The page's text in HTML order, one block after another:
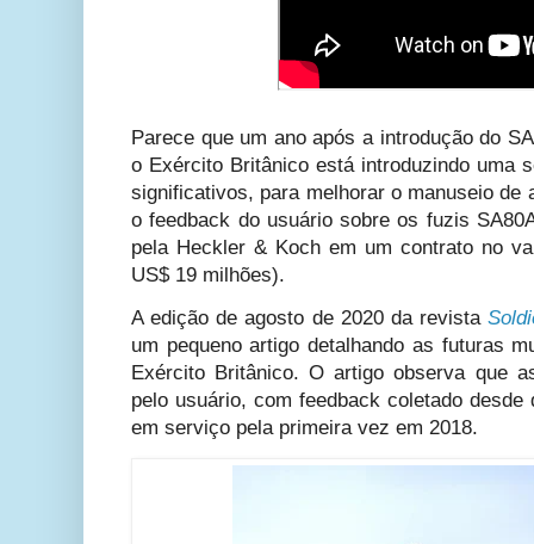
Parece que um ano após a introdução do
o Exército Britânico está introduzindo uma
significativos, para melhorar o manuseio de
o feedback do usuário sobre os fuzis
pela Heckler & Koch em um contrato no
US$ 19 milhões).
A edição de agosto de 2020 da revista
um pequeno artigo detalhando as futuras
Exército Britânico. O artigo observa que
pelo usuário, com feedback coletado
em serviço pela primeira vez em 2018.